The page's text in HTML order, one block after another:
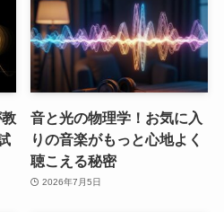
音と光の物理学！お気に入
りの音楽がもっと心地よく
聴こえる秘密
2026年7月5日